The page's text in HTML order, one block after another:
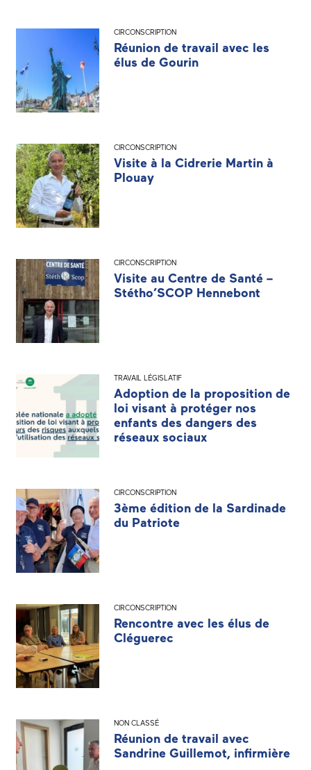
CIRCONSCRIPTION
Réunion de travail avec les
élus de Gourin
CIRCONSCRIPTION
Visite à la Cidrerie Martin à
Plouay
CIRCONSCRIPTION
Visite au Centre de Santé –
Stétho’SCOP Hennebont
TRAVAIL LÉGISLATIF
Adoption de la proposition de
loi visant à protéger nos
enfants des dangers des
réseaux sociaux
CIRCONSCRIPTION
3ème édition de la Sardinade
du Patriote
CIRCONSCRIPTION
Rencontre avec les élus de
Cléguerec
NON CLASSÉ
Réunion de travail avec
Sandrine Guillemot, infirmière